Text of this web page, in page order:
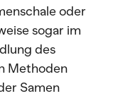
oder
sogar im
des
Methoden
Samen